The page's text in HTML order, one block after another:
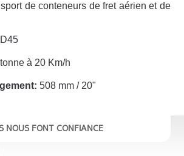
de conteneurs de fret aérien et de
à 20 Km/h
508 mm / 20"
NOUS FONT CONFIANCE